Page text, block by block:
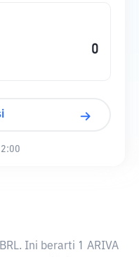
. Ini berarti 1 ARIVA